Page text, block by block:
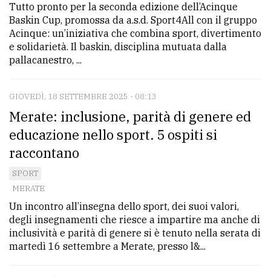
Tutto pronto per la seconda edizione dell’Acinque
Baskin Cup, promossa da a.s.d. Sport4All con il gruppo
Acinque: un’iniziativa che combina sport, divertimento
e solidarietà. Il baskin, disciplina mutuata dalla
pallacanestro, ...
GIOVEDÌ, 18 SETTEMBRE 2025 - 08:13
Merate: inclusione, parità di genere ed
educazione nello sport. 5 ospiti si
raccontano
SPORT
MERATE
Un incontro all’insegna dello sport, dei suoi valori,
degli insegnamenti che riesce a impartire ma anche di
inclusività e parità di genere si è tenuto nella serata di
martedì 16 settembre a Merate, presso l&...